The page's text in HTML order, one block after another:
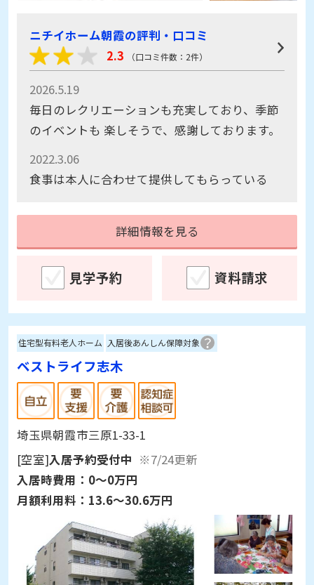
ニチイホーム朝霞の評判・口コミ
2.3
（口コミ件数：2件）
2026.5.19
毎日のレクリエーションも充実しており、季節
のイベントも 楽しそうで、感謝しております。
2022.3.06
食事は本人に合わせて提供してもらっている
詳細情報を見る
見学予約 資料請求
住宅型有料老人ホーム 入居後あんしん保障対象
ベストライフ志木
埼玉県朝霞市三原1-33-1
[空室]入居予約受付中 ※7/24更新
入居時費用： 0～0万円
月額利用料： 13.6～30.6万円